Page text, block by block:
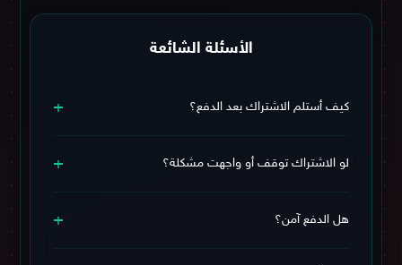
الأسئلة الشائعة
كيف أستلم الاشتراك بعد الدفع؟ +
عملية الدفع خلال وقت قصير.
لو الاشتراك توقف أو واجهت مشكلة؟ +
فني مستمر طوال فترة الاشتراك، فلا تقلق.
هل الدفع آمن؟ +